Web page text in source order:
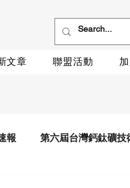
文章 聯盟活動
報 第六屆台灣鈣鈦礦技